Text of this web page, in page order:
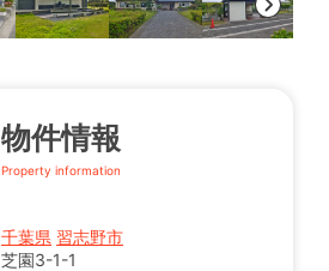
物件情報
Property information
千葉県 習志野市
芝園3-1-1